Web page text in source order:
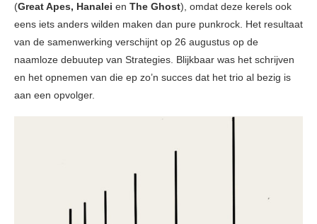
(Great Apes, Hanalei en The Ghost), omdat deze kerels ook
eens iets anders wilden maken dan pure punkrock. Het resultaat
van de samenwerking verschijnt op 26 augustus op de
naamloze debuutep van Strategies. Blijkbaar was het schrijven
en het opnemen van die ep zo’n succes dat het trio al bezig is
aan een opvolger.